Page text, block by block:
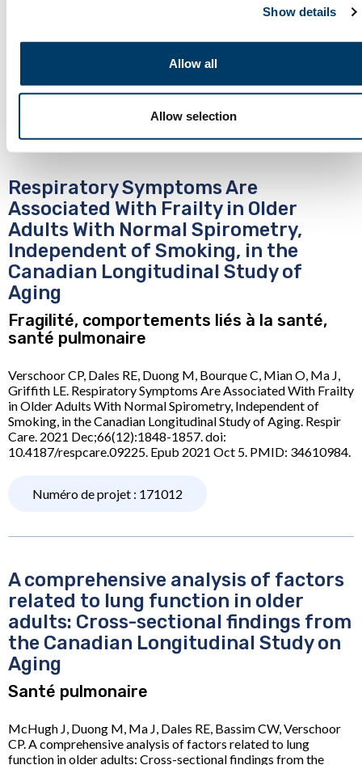
Show details
Allow all
Allow selection
Publications
connexes
Respiratory Symptoms Are
Associated With Frailty in Older
Adults With Normal Spirometry,
Independent of Smoking, in the
Canadian Longitudinal Study of
Aging
Fragilité, comportements liés à la santé,
santé pulmonaire
Verschoor CP, Dales RE, Duong M, Bourque C, Mian O, Ma J,
Griffith LE. Respiratory Symptoms Are Associated With Frailty
in Older Adults With Normal Spirometry, Independent of
Smoking, in the Canadian Longitudinal Study of Aging. Respir
Care. 2021 Dec;66(12):1848-1857. doi:
10.4187/respcare.09225. Epub 2021 Oct 5. PMID: 34610984.
Numéro de projet : 171012
A comprehensive analysis of factors
related to lung function in older
adults: Cross-sectional findings from
the Canadian Longitudinal Study on
Aging
Santé pulmonaire
McHugh J, Duong M, Ma J, Dales RE, Bassim CW, Verschoor
CP. A comprehensive analysis of factors related to lung
function in older adults: Cross-sectional findings from the